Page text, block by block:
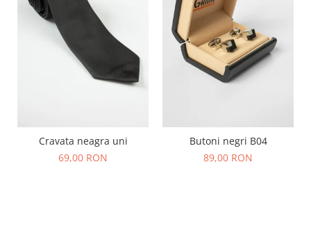
Cravata neagra uni
69,00 RON
Butoni negri B04
89,00 RON